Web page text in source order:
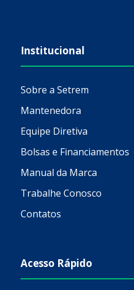
Institucional
Sobre a Setrem
Mantenedora
Equipe Diretiva
Bolsas e Financiamentos
Manual da Marca
Trabalhe Conosco
Contatos
Acesso Rápido